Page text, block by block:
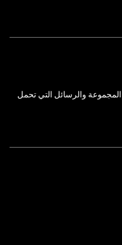
والرسائل التي تحمل